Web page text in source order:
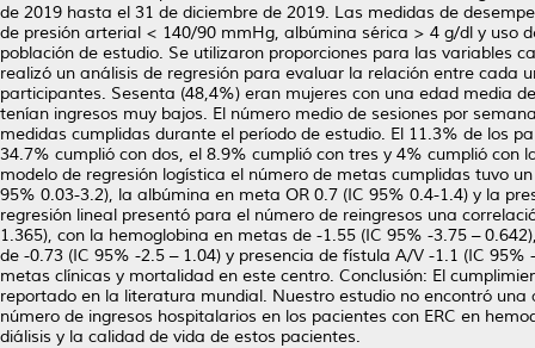
de 2019 hasta el 31 de diciembre de 2019. Las medidas de
de presión arterial < 140/90 mmHg, albúmina sérica > 4 g/dl y uso
población de estudio. Se utilizaron proporciones para las variables
realizó un análisis de regresión para evaluar la relación entre cada
participantes. Sesenta (48,4%) eran mujeres con una edad media
tenían ingresos muy bajos. El número medio de sesiones por
medidas cumplidas durante el período de estudio. El 11.3% de los
34.7% cumplió con dos, el 8.9% cumplió con tres y 4% cumplió
modelo de regresión logística el número de metas cumplidas tuvo
95% 0.03-3.2), la albúmina en meta OR 0.7 (IC 95% 0.4-1.4) y la
regresión lineal presentó para el número de reingresos una
1.365), con la hemoglobina en metas de -1.55 (IC 95% -3.75 –
de -0.73 (IC 95% -2.5 – 1.04) y presencia de fístula A/V -1.1 (IC
metas clínicas y mortalidad en este centro. Conclusión: El
reportado en la literatura mundial. Nuestro estudio no encontró
número de ingresos hospitalarios en los pacientes con ERC en
diálisis y la calidad de vida de estos pacientes.